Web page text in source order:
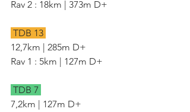
Rav 2 : 18km | 373m D+
TDB 13
12,7km | 285m D+
Rav 1 : 5km | 127m D+
TDB 7
7,2km | 127m D+